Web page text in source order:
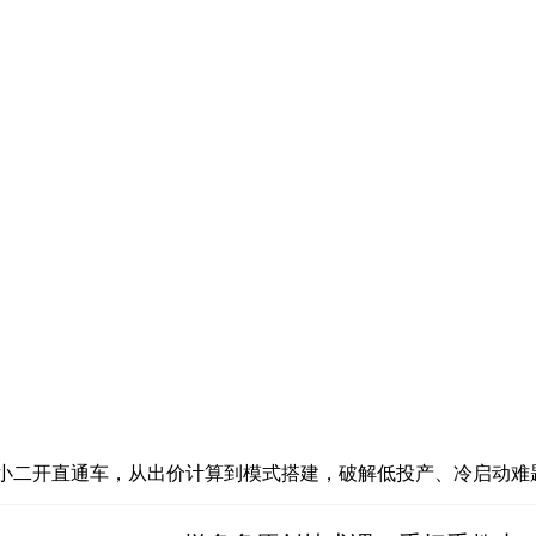
二开直通车，从出价计算到模式搭建，破解低投产、冷启动难